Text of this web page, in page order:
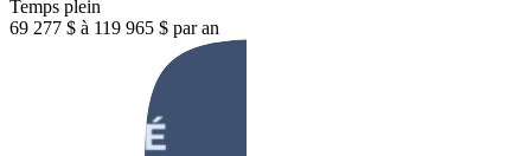
Temps plein
69 277 $ à 119 965 $ par an